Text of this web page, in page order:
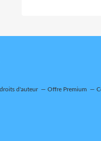
d'auteur Offre Premium